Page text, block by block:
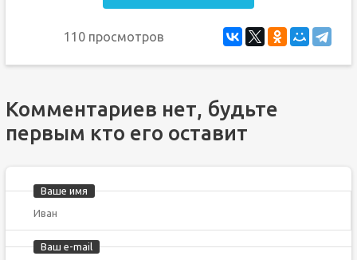
110 просмотров
Комментариев нет, будьте
первым кто его оставит
Ваше имя
Ваш e-mail